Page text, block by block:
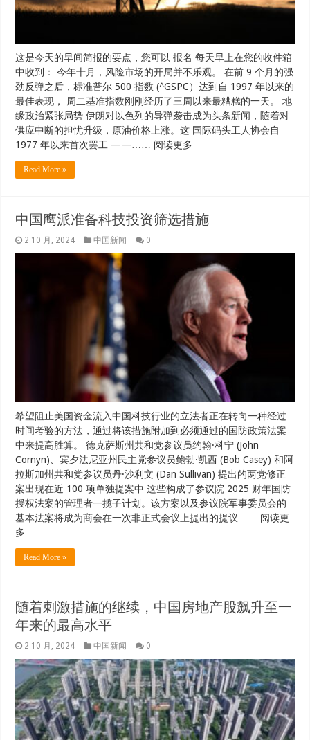
这是今天的早间简报的要点，您可以 报名 每天早上在您的收件箱
中收到： 今年十月，风险市场的开局并不乐观。 在前 9 个月的强
劲反弹之后，标准普尔 500 指数 (^GSPC）达到自 1997 年以来的
最佳表现， 周二基准指数刚刚经历了三周以来最糟糕的一天。 地
缘政治紧张局势 伊朗对以色列的导弹袭击成为头条新闻，随着对
供应中断的担忧升级，原油价格上涨。这 国际码头工人协会自
1977 年以来首次罢工 ——…… 阅读更多
Read More »
中国鹰派准备科技投资筛选措施
2 10 月, 2024 中国新闻 0
希望阻止美国资金流入中国科技行业的立法者正在转向一种经过
时间考验的方法，通过将该措施附加到必须通过的国防政策法案
中来提高胜算。 德克萨斯州共和党参议员约翰·科宁 (John
Cornyn)、宾夕法尼亚州民主党参议员鲍勃·凯西 (Bob Casey) 和阿
拉斯加州共和党参议员丹·沙利文 (Dan Sullivan) 提出的两党修正
案出现在近 100 项单独提案中 这些构成了参议院 2025 财年国防
授权法案的管理者一揽子计划。该方案以及参议院军事委员会的
基本法案将成为商会在一次非正式会议上提出的提议…… 阅读更
多
Read More »
随着刺激措施的继续，中国房地产股飙升至一
年来的最高水平
2 10 月, 2024 中国新闻 0